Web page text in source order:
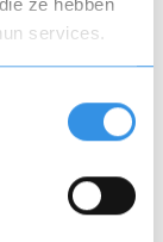
services.
energie;